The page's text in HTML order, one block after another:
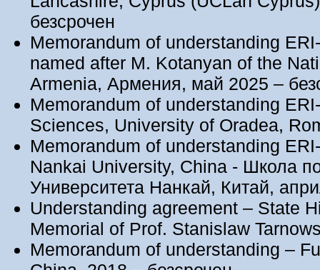
безсрочен
Memorandum of understanding
named after M. Kotanyan of the
Armenia, Армения, май 2025 –
Memorandum of understanding
Sciences, University of Oradea,
Memorandum of understanding
Nankai University, China - Школа
Университета Нанкай, Китай,
Understanding agreement – State
Memorial of Prof. Stanislaw
Memorandum of understanding –